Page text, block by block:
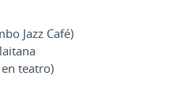
Jazz Café)
teatro)